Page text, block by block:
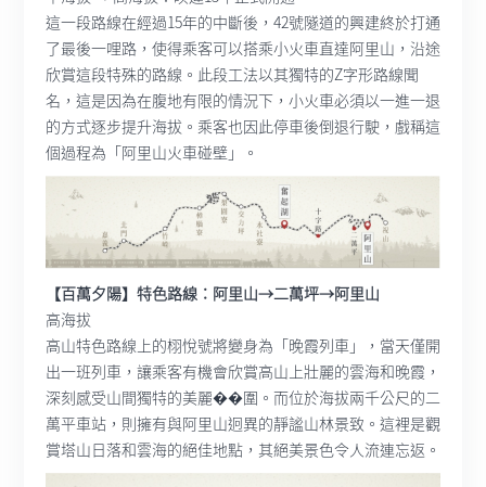
這一段路線在經過15年的中斷後，42號隧道的興建終於打通
了最後一哩路，使得乘客可以搭乘小火車直達阿里山，沿途
欣賞這段特殊的路線。此段工法以其獨特的Z字形路線聞
名，這是因為在腹地有限的情況下，小火車必須以一進一退
的方式逐步提升海拔。乘客也因此停車後倒退行駛，戲稱這
個過程為「阿里山火車碰壁」。
【百萬夕陽】特色路線：阿里山→二萬坪→阿里山
高海拔
高山特色路線上的栩悅號將變身為「晚霞列車」，當天僅開
出一班列車，讓乘客有機會欣賞高山上壯麗的雲海和晚霞，
深刻感受山間獨特的美麗��圍。而位於海拔兩千公尺的二
萬平車站，則擁有與阿里山迥異的靜謐山林景致。這裡是觀
賞塔山日落和雲海的絕佳地點，其絕美景色令人流連忘返。